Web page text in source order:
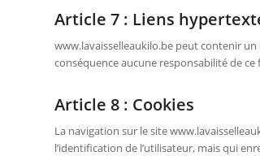
Article 7 : Liens
www.lavaisselleaukilo.be peut contenir un
conséquence aucune responsabilité de ce
Article 8 : Cookies
La navigation sur le site
l’identification de l’utilisateur, mais qui